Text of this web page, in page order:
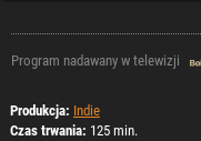
Program nadawany w telewizji
Produkcja: Indie
Czas trwania: 125 min.